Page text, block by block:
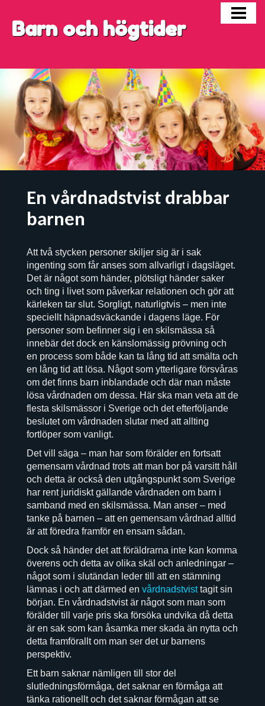
HALLOWEEN
BLOGG
Barn och högtider
En vårdnadstvist drabbar
barnen
Att två stycken personer skiljer sig är i sak
ingenting som får anses som allvarligt i dagsläget.
Det är något som händer, plötsligt händer saker
och ting i livet som påverkar relationen och gör att
kärleken tar slut. Sorgligt, naturligtvis – men inte
speciellt häpnadsväckande i dagens läge. För
personer som befinner sig i en skilsmässa så
innebär det dock en känslomässig prövning och
en process som både kan ta lång tid att smälta och
en lång tid att lösa. Något som ytterligare försvåras
om det finns barn inblandade och där man måste
lösa vårdnaden om dessa. Här ska man veta att de
flesta skilsmässor i Sverige och det efterföljande
beslutet om vårdnaden slutar med att allting
fortlöper som vanligt.
Det vill säga – man har som förälder en fortsatt
gemensam vårdnad trots att man bor på varsitt håll
och detta är också den utgångspunkt som Sverige
har rent juridiskt gällande vårdnaden om barn i
samband med en skilsmässa. Man anser – med
tanke på barnen – att en gemensam vårdnad alltid
är att föredra framför en ensam sådan.
Dock så händer det att föräldrarna inte kan komma
överens och detta av olika skäl och anledningar –
något som i slutändan leder till att en stämning
lämnas i och att därmed en vårdnadstvisttagit sin
början. En vårdnadstvist är något som man som
förälder till varje pris ska försöka undvika då detta
är en sak som kan åsamka mer skada än nytta och
detta framförallt om man ser det ur barnens
perspektiv.
Ett barn saknar nämligen till stor del
slutledningsförmåga, det saknar en förmåga att
tänka rationellt och det saknar förmågan att se